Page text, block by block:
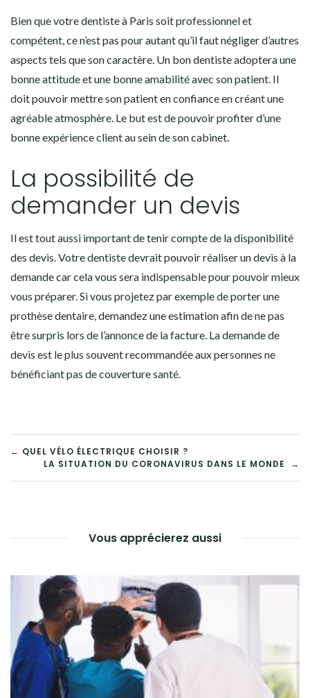
Bien que votre dentiste à Paris soit professionnel et
compétent, ce n’est pas pour autant qu’il faut négliger d’autres
aspects tels que son caractère. Un bon dentiste adoptera une
bonne attitude et une bonne amabilité avec son patient. Il
doit pouvoir mettre son patient en confiance en créant une
agréable atmosphère. Le but est de pouvoir profiter d’une
bonne expérience client au sein de son cabinet.
La possibilité de
demander un devis
Il est tout aussi important de tenir compte de la disponibilité
des devis. Votre dentiste devrait pouvoir réaliser un devis à la
demande car cela vous sera indispensable pour pouvoir mieux
vous préparer. Si vous projetez par exemple de porter une
prothèse dentaire, demandez une estimation afin de ne pas
être surpris lors de l’annonce de la facture. La demande de
devis est le plus souvent recommandée aux personnes ne
bénéficiant pas de couverture santé.
NAVIGATION
DE
← QUEL VÉLO ÉLECTRIQUE CHOISIR ?
LA SITUATION DU CORONAVIRUS DANS LE MONDE →
Vous apprécierez aussi